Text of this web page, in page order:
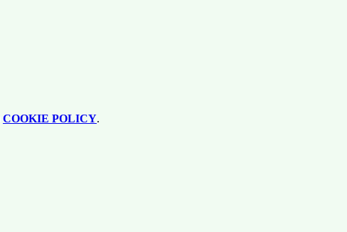
COOKIE POLICY.